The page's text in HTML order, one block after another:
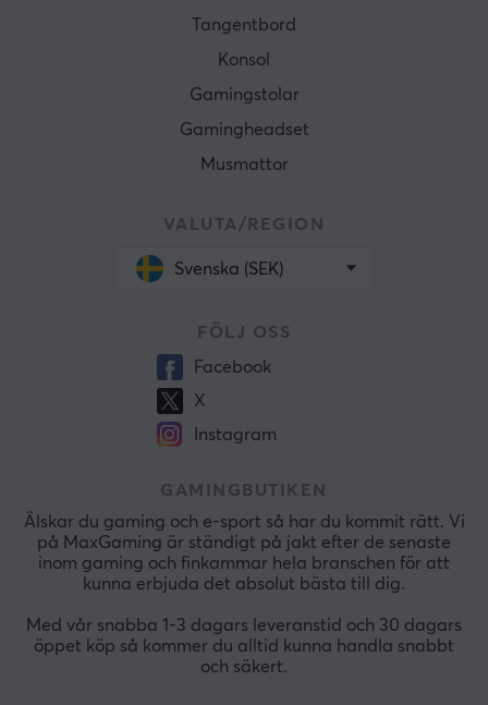
Tangentbord
Konsol
Gamingstolar
Gamingheadset
Musmattor
VALUTA/REGION
Svenska (SEK)
FÖLJ OSS
Facebook
X
Instagram
GAMINGBUTIKEN
Älskar du gaming och e-sport så har du kommit rätt. Vi
på MaxGaming är ständigt på jakt efter de senaste
inom gaming och finkammar hela branschen för att
kunna erbjuda det absolut bästa till dig.
Med vår snabba 1-3 dagars leveranstid och 30 dagars
öppet köp så kommer du alltid kunna handla snabbt
och säkert.